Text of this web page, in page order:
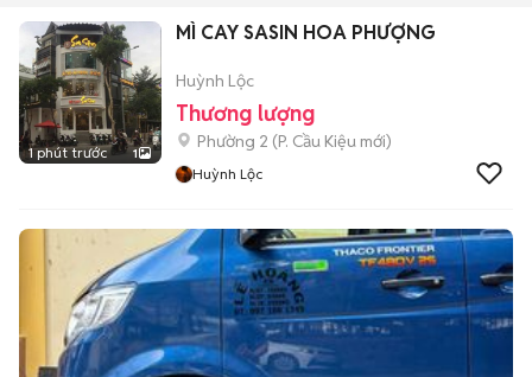
1 phút trước 1
MÌ CAY SASIN HOA PHƯỢNG
Huỳnh Lộc
Thương lượng
Phường 2 (P. Cầu Kiệu mới)
Huỳnh Lộc